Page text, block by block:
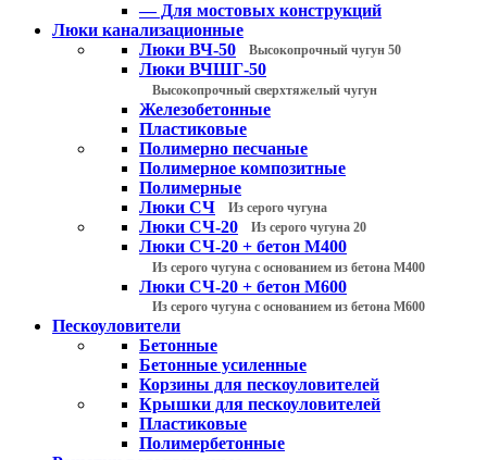
— Для мостовых конструкций
Люки канализационные
Люки ВЧ-50
Высокопрочный чугун 50
Люки ВЧШГ-50
Высокопрочный сверхтяжелый чугун
Железобетонные
Пластиковые
Полимерно песчаные
Полимерное композитные
Полимерные
Люки СЧ
Из серого чугуна
Люки СЧ-20 Из серого чугуна 20
Люки СЧ-20 + бетон М400
Из серого чугуна с основанием из бетона М400
Люки СЧ-20 + бетон М600
Из серого чугуна с основанием из бетона М600
Пескоуловители
Бетонные
Бетонные усиленные
Корзины для пескоуловителей
Крышки для пескоуловителей
Пластиковые
Полимербетонные